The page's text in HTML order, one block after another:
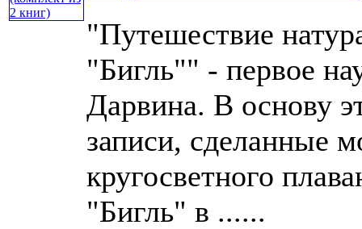
"Путешествие
"Бигль"" - первое
Дарвина. В основу
записи, сделанные
кругосветного
"Бигль" в ......